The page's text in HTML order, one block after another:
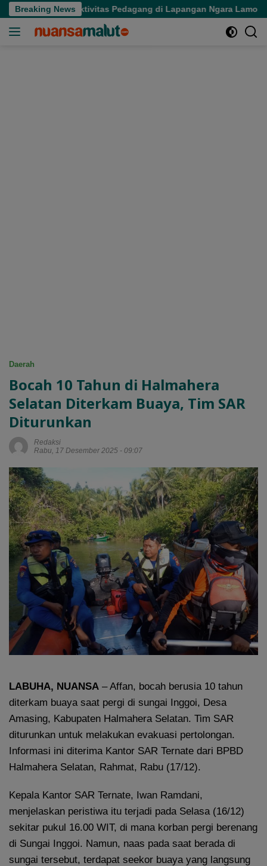
Langsung
ke
Breaking News
Aktivitas Pedagang di Lapangan Ngara Lamo
Daerah
Bocah 10 Tahun di Halmahera
Selatan Diterkam Buaya, Tim SAR
Diturunkan
Redaksi
Rabu, 17 Desember 2025 - 09:07
LABUHA, NUANSA – Affan, bocah berusia 10 tahun
diterkam buaya saat pergi di sungai Inggoi, Desa
Amasing, Kabupaten Halmahera Selatan. Tim SAR
diturunkan untuk melakukan evakuasi pertolongan.
Informasi ini diterima Kantor SAR Ternate dari BPBD
Halmahera Selatan, Rahmat, Rabu (17/12).
Kepala Kantor SAR Ternate, Iwan Ramdani,
menjelaskan peristiwa itu terjadi pada Selasa (16/12)
sekitar pukul 16.00 WIT, di mana korban pergi berenang
di Sungai Inggoi. Namun, naas pada saat berada di
sungai tersebut, terdapat seekor buaya yang langsung